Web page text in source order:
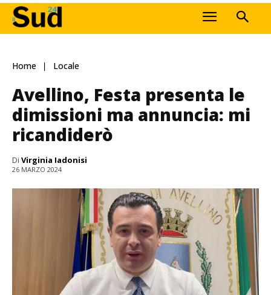
Home Locale
Avellino, Festa presenta le
dimissioni ma annuncia: mi
ricandiderò
Di Virginia Iadonisi
26 MARZO 2024